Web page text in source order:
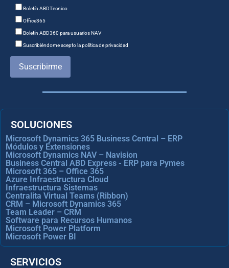
Boletín ABDTecnico
Office365
Boletín ABD360 para usuarios NAV
Suscribiéndome acepto la política de privacidad
Suscribirme
SOLUCIONES
Microsoft Dynamics 365 Business Central – ERP
Módulos y Extensiones
Microsoft Dynamics NAV – Navision
Business Central ABD Express - ERP para Pymes
Microsoft 365 – Office 365
Azure Infraestructura Cloud
Infraestructura Sistemas
Centralita Virtual Teams (Ribbon)
CRM – Microsoft Dynamics 365
Team Leader – CRM
Software para Recursos Humanos
Microsoft Power Platform
Microsoft Power BI
SERVICIOS